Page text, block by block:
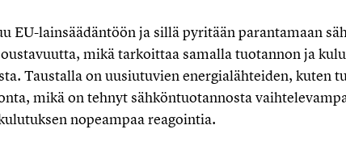
EU-lainsäädäntöön ja sillä pyritään parantamaan
mikä tarkoittaa samalla tuotannon ja
Taustalla on uusiutuvien energialähteiden, kuten
mikä on tehnyt sähköntuotannosta
nopeampaa reagointia.